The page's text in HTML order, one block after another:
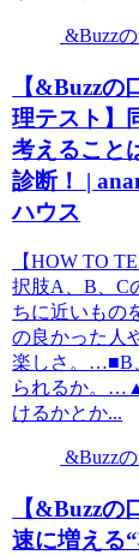
&Buzz
【&Buzzの
理テスト】
考えること
診断！ |
ハウス
【HOW TO
択肢A、B、C
ちに近いもの
の良かった人
楽しさ。…■B
られるか。
けるかとか...
&Buzz
【&Buzzの
速に増える